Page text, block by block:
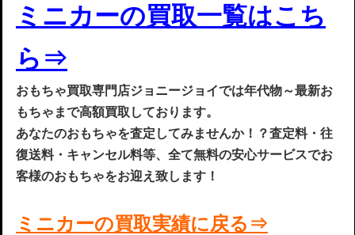
ミニカーの買取一覧はこち
ら ⇒
おもちゃ買取専門店ジョニージョイでは年代物～最新お
もちゃまで高額買取しております。
あなたのおもちゃを査定してみませんか！？査定料・往
復送料・キャンセル料等、全て無料の安心サービスでお
客様のおもちゃをお迎え致します！
ミニカーの買取実績に戻る⇒